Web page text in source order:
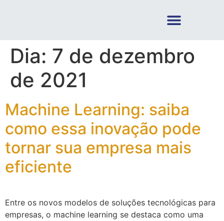
Dia: 7 de dezembro
de 2021
Machine Learning: saiba
como essa inovação pode
tornar sua empresa mais
eficiente
Entre os novos modelos de soluções tecnológicas para
empresas, o machine learning se destaca como uma